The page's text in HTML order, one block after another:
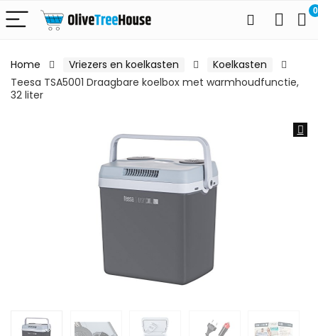
0
Home Vriezers en koelkasten
Koelkasten
Teesa TSA5001 Draagbare koelbox met warmhoudfunctie,
32 liter